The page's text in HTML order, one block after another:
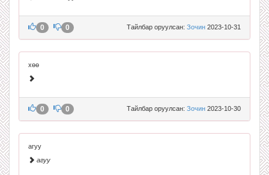
Тайлбар оруулсан: Зочин 2023-10-31
0 0
хөө
Тайлбар оруулсан: Зочин 2023-10-30
0 0
агуу
агуу